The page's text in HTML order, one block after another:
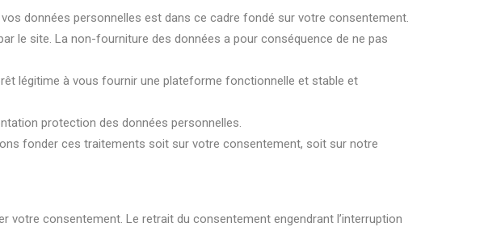
données personnelles est dans ce cadre fondé sur votre consentement.
le site. La non-fourniture des données a pour conséquence de ne pas
légitime à vous fournir une plateforme fonctionnelle et stable et
protection des données personnelles.
fonder ces traitements soit sur votre consentement, soit sur notre
consentement. Le retrait du consentement engendrant l’interruption